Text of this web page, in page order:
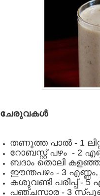
ചേരുവകൾ
തണുത്ത പാൽ - 1
റോബസ്റ്റ് പഴം - 2
ബദാം തൊലി
ഈന്തപഴം - 3 എണ്ണം,
കശുവണ്ടി പരിപ്പ് - 5
പഞ്ചസാര - 3